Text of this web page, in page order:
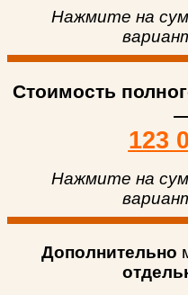
Нажмите на
Стоимость
123
Нажмите на
Дополнительно